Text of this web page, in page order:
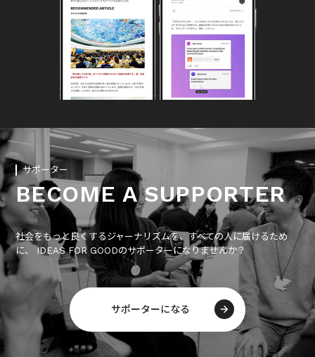
サポーター
BECOME A SUPPORTER
社会をもっと良くするジャーナリズムを、すべての人に届けるため
に、 IDEAS FOR GOODのサポーターになりませんか？
サポーターになる